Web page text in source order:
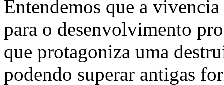
Entendemos que a
para o desenvolvimento
que protagoniza uma
podendo superar antigas